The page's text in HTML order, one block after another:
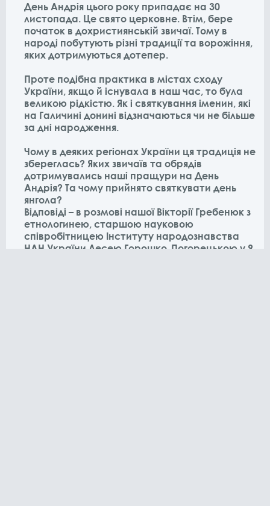
День Андрія цього року припадає на 30
листопада. Це свято церковне. Втім, бере
початок в дохристиянській звичаї. Тому в
народі побутують різні традиції та ворожіння,
яких дотримуються дотепер.
Проте подібна практика в містах сходу
України, якщо й існувала в наш час, то була
великою рідкістю. Як і святкування іменин, які
на Галичині донині відзначаються чи не більше
за дні народження.
Чому в деяких регіонах України ця традиція не
збереглась? Яких звичаїв та обрядів
дотримувались наші пращури на День
Андрія? Та чому прийнято святкувати день
янгола?
Відповіді – в розмові нашої Вікторії Гребенюк з
етнологинею, старшою науковою
співробітницею Інституту народознавства
НАН України Лесею Горошко-Погорецькою у 9